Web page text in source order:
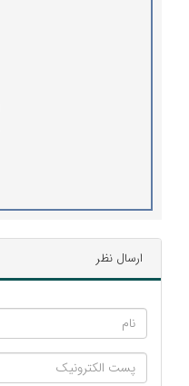
ارسال نظر